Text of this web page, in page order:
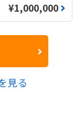
¥1,000,000
見る